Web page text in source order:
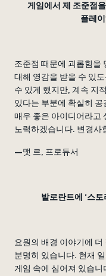
게임에서 제 조준점
플레
조준점 때문에 괴롭힘을
대해 영감을 받을 수 있
수 있게 했지만, 계속 지
있다는 부분에 확실히
매우 좋은 아이디어라고
노력하겠습니다. 변경사
—맷 르, 프로듀서
발로란트에 ‘스
요원의 배경 이야기에
분명히 있습니다. 현재
게임 속에 심어져 있습